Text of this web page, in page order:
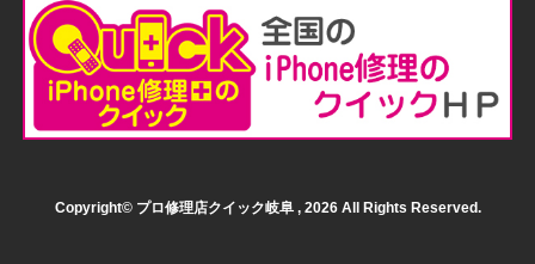
Copyright© プロ修理店クイック岐阜 , 2026 All Rights Reserved.